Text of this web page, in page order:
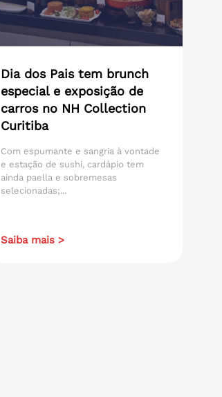
Dia dos Pais tem brunch
especial e exposição de
carros no NH Collection
Curitiba
Com espumante e sangria à vontade
e estação de sushi, cardápio tem
ainda paella e sobremesas
selecionadas;...
Saiba mais >